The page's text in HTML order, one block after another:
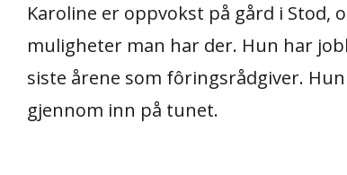
Karoline er oppvokst på gård i
muligheter man har der. Hun har
siste årene som fôringsrådgiver.
gjennom inn på tunet.